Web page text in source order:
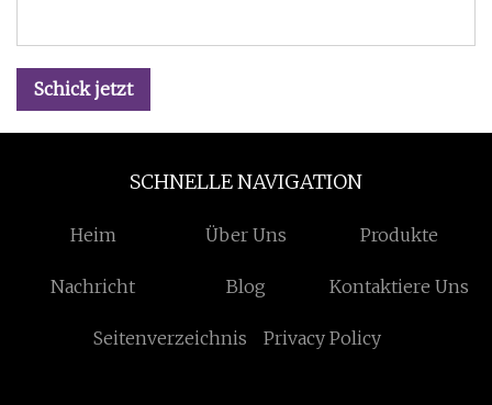
Schick jetzt
SCHNELLE NAVIGATION
Heim Über Uns Produkte
Nachricht Blog Kontaktiere Uns
Seitenverzeichnis Privacy Policy